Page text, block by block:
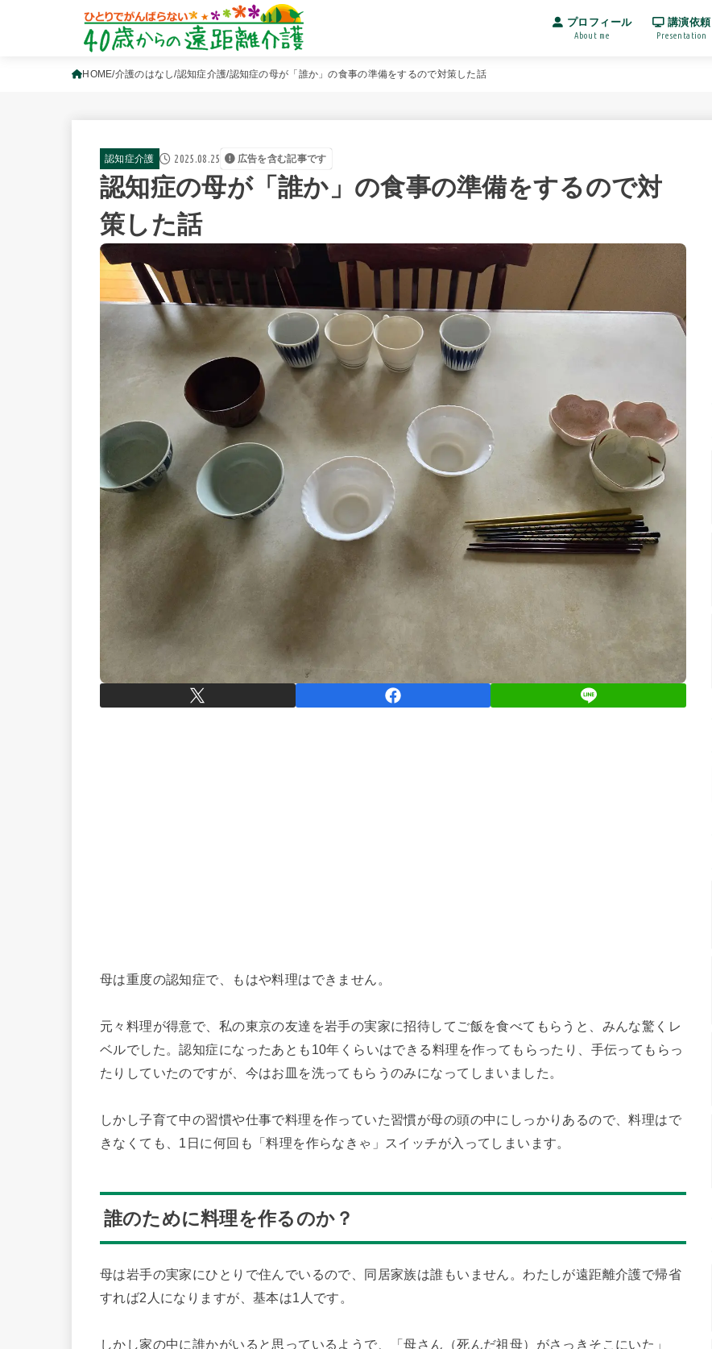
プロフィール
About me
講演依頼
Presentation
HOME 介護のはなし 認知症介護 認知症の母が「誰か」の食事の準備をするので対策した話
認知症介護 2025.08.25 広告を含む記事です
認知症の母が「誰か」の食事の準備をするので対
策した話
母は重度の認知症で、もはや料理はできません。
元々料理が得意で、私の東京の友達を岩手の実家に招待してご飯を食べてもらうと、みんな驚くレ
ベルでした。認知症になったあとも10年くらいはできる料理を作ってもらったり、手伝ってもらっ
たりしていたのですが、今はお皿を洗ってもらうのみになってしまいました。
しかし子育て中の習慣や仕事で料理を作っていた習慣が母の頭の中にしっかりあるので、料理はで
きなくても、1日に何回も「料理を作らなきゃ」スイッチが入ってしまいます。
誰のために料理を作るのか？
母は岩手の実家にひとりで住んでいるので、同居家族は誰もいません。わたしが遠距離介護で帰省
すれば2人になりますが、基本は1人です。
しかし家の中に誰かがいると思っているようで、「母さん（死んだ祖母）がさっきそこにいた」